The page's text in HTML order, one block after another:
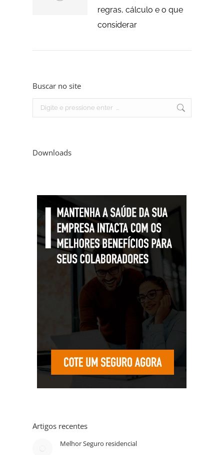
regras, cálculo e o que
considerar
Buscar no site
Search:
Downloads
Artigos recentes
Melhor Seguro residencial